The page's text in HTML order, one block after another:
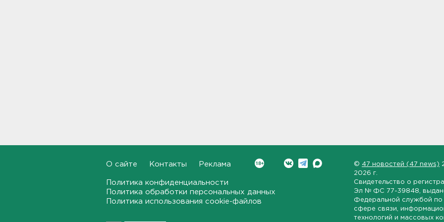
19:57
О сайте Контакты Реклама
Политика конфиденциальности
Политика обработки персональных данных
Политика использования cookie-файлов
© 47 новостей (47 news)
2026 г.
Свидетельство о
Эл № ФС 77-39848 ,
Федеральной службой по
сфере связи,
технологий и массовых